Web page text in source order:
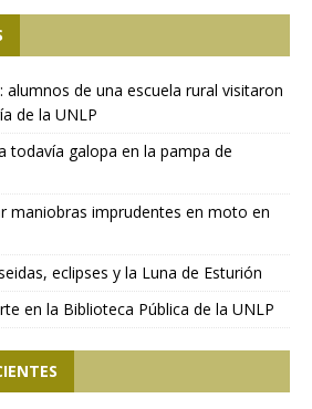
alumnos de una escuela rural visitaron
de la UNLP
todavía galopa en la pampa de
maniobras imprudentes en moto en
eclipses y la Luna de Esturión
en la Biblioteca Pública de la UNLP